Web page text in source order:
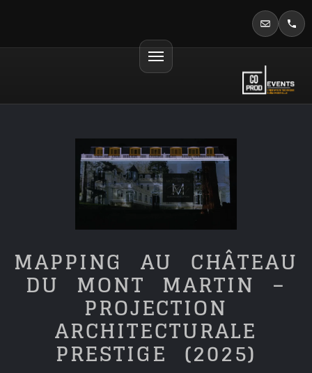
MAPPING AU CHÂTEAU
DU MONT MARTIN –
PROJECTION
ARCHITECTURALE
PRESTIGE (2025)